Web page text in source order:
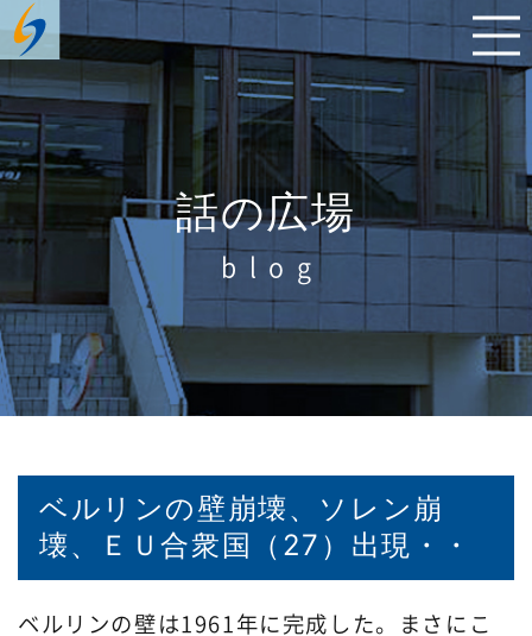
話の広場
blog
ベルリンの壁崩壊、ソレン崩
壊、ＥＵ合衆国（27）出現・・
ベルリンの壁は1961年に完成した。まさにこ